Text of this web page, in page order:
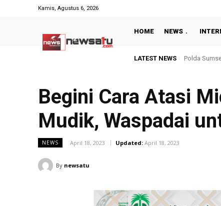
Kamis, Agustus 6, 2026
HOME NEWS
LATEST NEWS Hasil Piala
Begini Cara Atasi
Mudik, Waspadai
NEWS April 18, 2023 Updated: April 18, 2023
By newsatu